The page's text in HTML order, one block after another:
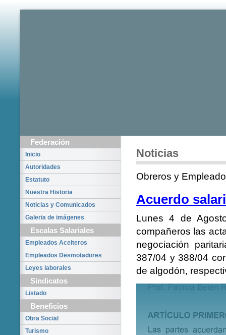
Federación
Inicio
Autoridades
Estatuto
Nuestra Historia
Noticias y Comunicados
Galeria de imágenes
Escalas Salariales
Empleados Aceiteros
Empleados Desmotadores
Leyes laborales
Sindicatos
Listado
Beneficios
Obra Social
Turismo
Noticias
Obreros y
Acuerdo
Lunes 4 de
compañeros las
negociación
387/04 y 388/04
de algodón,